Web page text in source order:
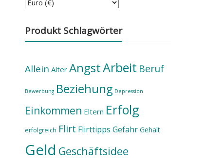
Produkt Schlagwörter
Allein Alter AngstArbeit Beruf
Bewerbung Beziehung Depression
Einkommen Eltern Erfolg
erfolgreich Flirt Flirttipps Gefahr Gehalt
Geld Geschäftsidee